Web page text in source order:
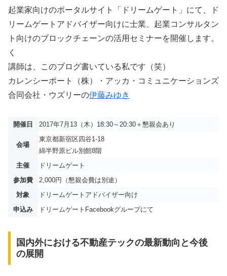
起業家向けのポータルサイト「ドリームゲート」にて、ド
リームゲートアドバイザー向けに士業、起業コンサルタン
ト向けのブロックチェーンの活用セミナーを開催します。
く
講師は、このブログ書いている私です（笑）
カレンシーポート（株）・アッカ・コミュニケーションズ
合同会社・ウズリーの伊藤みゆき
開催日 2017年7月13（木）18:30～20:30＋懇親会あり
会場
東京都新宿区四谷1-18
綿半野原ビル別館8階
主催
ドリームゲート
参加費
2,000円（懇親会費は別途）
対象
ドリームゲートアドバイザー向け
申込み
ドリームゲートFacebookグループにて
国内外における不動産テックの最新動向と今後
の展開